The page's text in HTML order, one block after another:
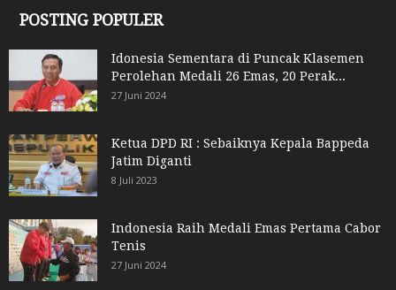
POSTING POPULER
Idonesia Sementara di Puncak Klasemen
Perolehan Medali 26 Emas, 20 Perak...
27 Juni 2024
Ketua DPD RI : Sebaiknya Kepala Bappeda
Jatim Diganti
8 Juli 2023
Indonesia Raih Medali Emas Pertama Cabor
Tenis
27 Juni 2024